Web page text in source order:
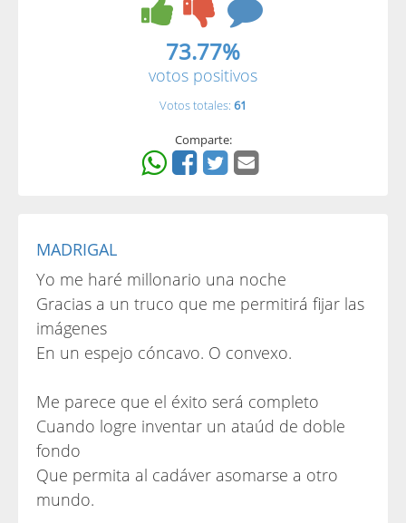
73.77%
votos positivos
Votos totales: 61
Comparte:
MADRIGAL
Yo me haré millonario una noche
Gracias a un truco que me permitirá fijar las
imágenes
En un espejo cóncavo. O convexo.
Me parece que el éxito será completo
Cuando logre inventar un ataúd de doble
fondo
Que permita al cadáver asomarse a otro
mundo.